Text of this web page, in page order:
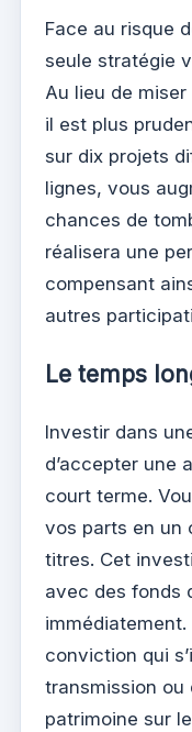
Face au risque
seule stratégie
Au lieu de
il est plus
sur dix projets
lignes, vous
chances de
réalisera une
compensant
autres
Le temps
Investir dans
d’accepter une
court terme.
vos parts en un
titres. Cet
avec des fonds
immédiatement.
conviction qui
transmission
patrimoine sur